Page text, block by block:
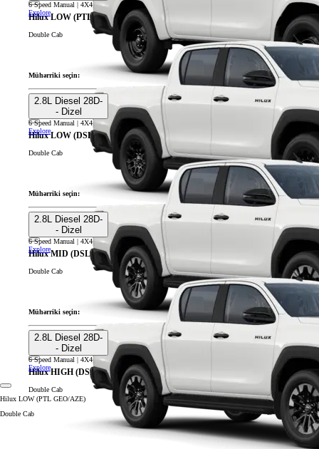
Hilux LOW (PTL GEO/AZE)
Double Cab
Hilux LOW (DSL GEO/AZE)
Double Cab
6 Speed Manual | 4X4
Explore
Hilux MID (DSL GEO/AZE)
Double Cab
Mühərriki seçin:
2.8L Diesel 28D-
- Dizel
6 Speed Manual | 4X4
Explore
Hilux HIGH (DSL GEO/AZE)
Double Cab
Mühərriki seçin:
2.8L Diesel 28D-
- Dizel
6 Speed Manual | 4X4
Explore
Mühərriki seçin:
2.8L Diesel 28D-
- Dizel
6 Speed Manual | 4X4
Explore
Hilux LOW (PTL GEO/AZE)
Double Cab